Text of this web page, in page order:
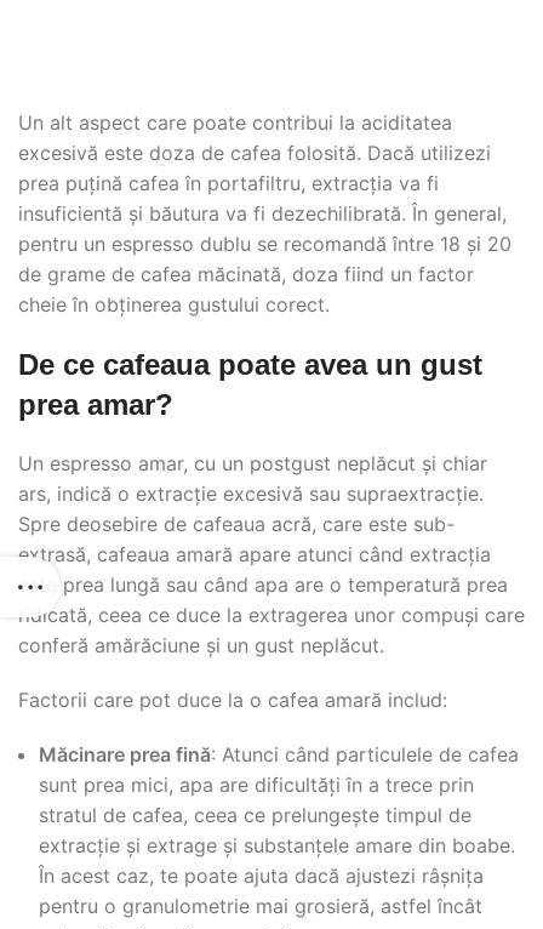
Un alt aspect care poate contribui la aciditatea
excesivă este doza de cafea folosită. Dacă utilizezi
prea puțină cafea în portafiltru, extracția va fi
insuficientă și băutura va fi dezechilibrată. În general,
pentru un espresso dublu se recomandă între 18 și 20
de grame de cafea măcinată, doza fiind un factor
cheie în obținerea gustului corect.
De ce cafeaua poate avea un gust
prea amar?
Un espresso amar, cu un postgust neplăcut și chiar
ars, indică o extracție excesivă sau supraextracție.
Spre deosebire de cafeaua acră, care este sub-
extrasă, cafeaua amară apare atunci când extracția
este prea lungă sau când apa are o temperatură prea
ridicată, ceea ce duce la extragerea unor compuși care
conferă amărăciune și un gust neplăcut.
Factorii care pot duce la o cafea amară includ:
Măcinare prea fină: Atunci când particulele de cafea
sunt prea mici, apa are dificultăți în a trece prin
stratul de cafea, ceea ce prelungește timpul de
extracție și extrage și substanțele amare din boabe.
În acest caz, te poate ajuta dacă ajustezi râșnița
pentru o granulometrie mai grosieră, astfel încât